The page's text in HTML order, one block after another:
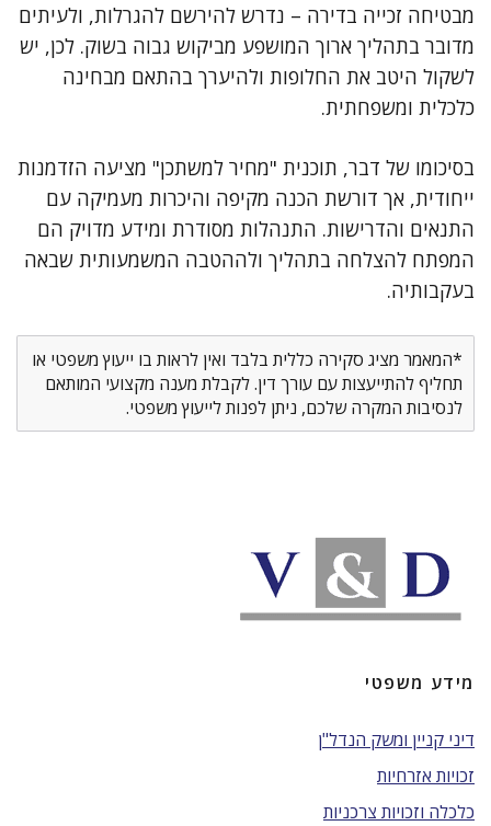
מבטיחה זכייה בדירה – נדרש להירשם להגרלות, ולעיתים
מדובר בתהליך ארוך המושפע מביקוש גבוה בשוק. לכן, יש
לשקול היטב את החלופות ולהיערך בהתאם מבחינה
כלכלית ומשפחתית.
בסיכומו של דבר, תוכנית "מחיר למשתכן" מציעה הזדמנות
ייחודית, אך דורשת הכנה מקיפה והיכרות מעמיקה עם
התנאים והדרישות. התנהלות מסודרת ומידע מדויק הם
המפתח להצלחה בתהליך ולההטבה המשמעותית שבאה
בעקבותיה.
*המאמר מציג סקירה כללית בלבד ואין לראות בו ייעוץ משפטי או
תחליף להתייעצות עם עורך דין. לקבלת מענה מקצועי המותאם
לנסיבות המקרה שלכם, ניתן לפנות לייעוץ משפטי.
מידע משפטי
דיני קניין ומשק הנדל"ן
זכויות אזרחיות
כלכלה וזכויות צרכניות